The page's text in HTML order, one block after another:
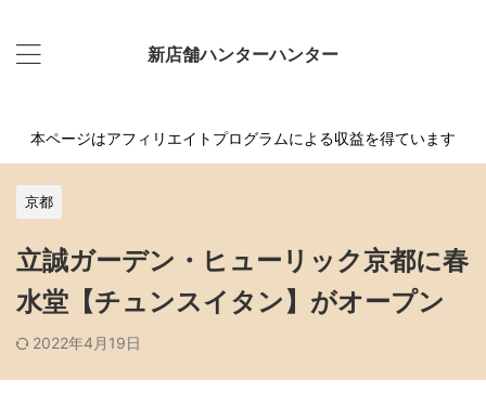
新店舗ハンターハンター
本ページはアフィリエイトプログラムによる収益を得ています
京都
立誠ガーデン・ヒューリック京都に春
水堂【チュンスイタン】がオープン
2022年4月19日